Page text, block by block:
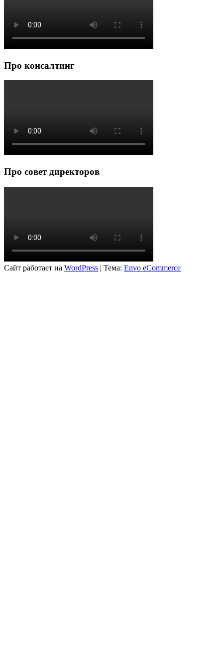
Про консалтинг
Про совет директоров
Сайт работает на WordPress | Тема: Envo eCommerce